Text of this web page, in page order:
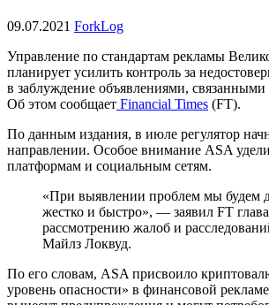
09.07.2021 ForkLog
Управление по стандартам рекламы
планирует усилить контроль за
в заблуждение объявлениями,
Об этом сообщает Financial Times (FT).
По данным издания, в июле регулятор
направлении. Особое внимание ASA
платформам и социальным сетям.
«При выявлении проблем мы будем
жестко и быстро», — заявил FT
рассмотрению жалоб и
Майлз Локвуд.
По его словам, ASA присвоило
уровень опасности» в финансовой